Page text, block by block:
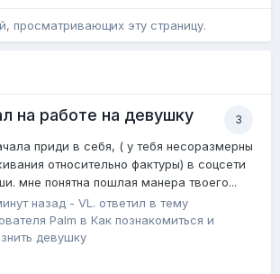
просматривающих эту страницу.
3
на работе на девушку
приди в себя, ( у тебя несоразмерны
относительно фактуры) в соцсети
мне понятна пошлая манера твоего...
назад - VL. ответил в тему
Palm в Как познакомиться и
девушку